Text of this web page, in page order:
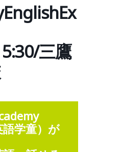
三鷹
語学童）が